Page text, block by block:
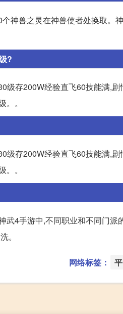
神兽之灵在神兽使者处换取。
?
级存200W经验直飞60技能满,
。
级存200W经验直飞60技能满,
。
武4手游中,不同职业和不同门
。
网络标签：